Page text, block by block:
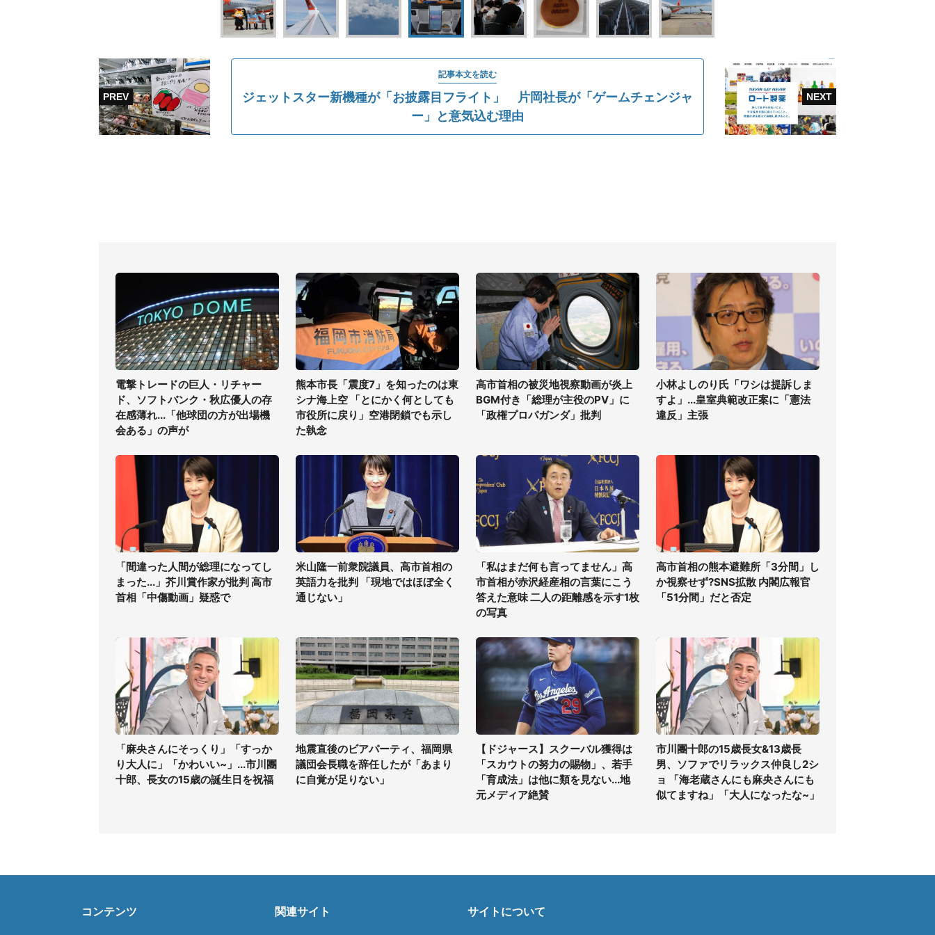
記事本文を読む
ジェットスター新機種が「お披露目フライト」 片岡社長が「ゲームチェンジャ
ー」と意気込む理由
電撃トレードの巨人・リチャー
ド、ソフトバンク・秋広優人の存
在感薄れ...「他球団の方が出場機
会ある」の声が
熊本市長「震度7」を知ったのは東
シナ海上空 「とにかく何としても
市役所に戻り」空港閉鎖でも示し
た執念
高市首相の被災地視察動画が炎上
BGM付き「総理が主役のPV」に
「政権プロパガンダ」批判
小林よしのり氏「ワシは提訴しま
すよ」...皇室典範改正案に「憲法
違反」主張
「間違った人間が総理になってし
まった...」芥川賞作家が批判 高市
首相「中傷動画」疑惑で
米山隆一前衆院議員、高市首相の
英語力を批判 「現地ではほぼ全く
通じない」
「私はまだ何も言ってません」高
市首相が赤沢経産相の言葉にこう
答えた意味 二人の距離感を示す1枚
の写真
高市首相の熊本避難所「3分間」し
か視察せず?SNS拡散 内閣広報官
「51分間」だと否定
「麻央さんにそっくり」「すっか
り大人に」「かわいい~」...市川團
十郎、長女の15歳の誕生日を祝福
地震直後のビアパーティ、福岡県
議団会長職を辞任したが「あまり
に自覚が足りない」
【ドジャース】スクーバル獲得は
「スカウトの努力の賜物」、若手
「育成法」は他に類を見ない...地
元メディア絶賛
市川團十郎の15歳長女&13歳長
男、ソファでリラックス仲良し2シ
ョ 「海老蔵さんにも麻央さんにも
似てますね」「大人になったな~」
コンテンツ 関連サイト サイトについて